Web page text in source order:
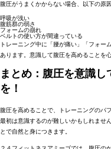
腹圧がうまくかからない場合、以下の原
呼吸が浅い
腹筋群の弱さ
フォームの崩れ
ベルトの使い方が間違っている
トレーニング中に「腰が痛い」「フォー
あります。意識して腹圧を高めることを
まとめ：腹圧を意識
を！
腹圧を高めることで、トレーニングのパ
最初は意識するのが難しいかもしれませ
とで自然と身につきます。